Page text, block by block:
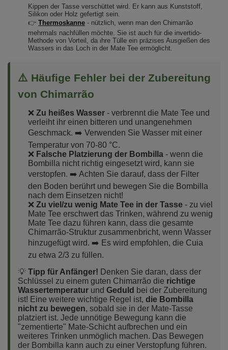
Kippen der Tasse verschüttet wird. Er kann aus Kunststoff,
Silikon oder Holz gefertigt sein.
👉 Thermoskanne - nützlich, wenn man den Chimarrão
mehrmals nachfüllen möchte. Sie ist auch für die invertido-
Methode von Vorteil, da ihre Tülle ein präzises Ausgießen des
Wassers in das Loch in der Mate Tee ermöglicht.
⚠️ Häufige Fehler bei der Zubereitung
von Chimarrão
❌ Zu heißes Wasser - verbrennt die Mate Tee und
verleiht ihr einen bitteren und unangenehmen
Geschmack. ➡️ Verwenden Sie Wasser mit einer
Temperatur von 70-80 °C.
❌ Falsche Platzierung der Bombilla - wenn die
Bombilla nicht richtig eingesetzt wird, kann sie
verstopfen. ➡️ Achten Sie darauf, dass der Filter
den Boden berührt und bewegen Sie die Bombilla
nach dem Einsetzen nicht!
❌ Zu viel/zu wenig Mate Tee in der Tasse - zu viel
Mate Tee erschwert das Trinken, während zu wenig
Mate Tee dazu führen kann, dass die gesamte
Chimarrão-Struktur zusammenbricht, wenn Wasser
hinzugefügt wird. ➡️ Es wird empfohlen, die Cuia
zu etwa 2/3 zu füllen.
💡 Tipp für Anfänger! Denken Sie daran, dass der
Schlüssel zu einem guten Chimarrão die richtige
Wassertemperatur und Geduld bei der Zubereitung
ist! Eine weitere wichtige Regel ist, die Bombilla
nicht zu bewegen, sobald sie in der Mate-Tasse
platziert ist. Jede unnötige Bewegung kann die
"zementierte" Mate-Schicht aufbrechen und ein
weiteres Trinken unmöglich machen. Das Bewegen
der Bombilla kann auch zu einer Verstopfung führen.